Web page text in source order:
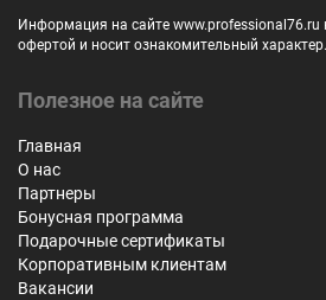
Информация на сайте www.professional76.ru
офертой и носит ознакомительный характер.
Полезное на сайте
Главная
О нас
Партнеры
Бонусная программа
Подарочные сертификаты
Корпоративным клиентам
Вакансии